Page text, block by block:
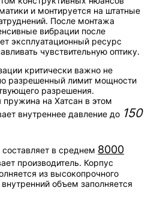
и монтируется на штатные
После монтажа
вибрации после
эксплуатационный ресурс
чувствительную оптику.
критически важно не
разрешенный лимит мощности
разрешения.
пружина на Хатсан в этом
внутреннее давление до 150
в среднем 8000
производитель. Корпус
из высокопрочного
объем заполняется